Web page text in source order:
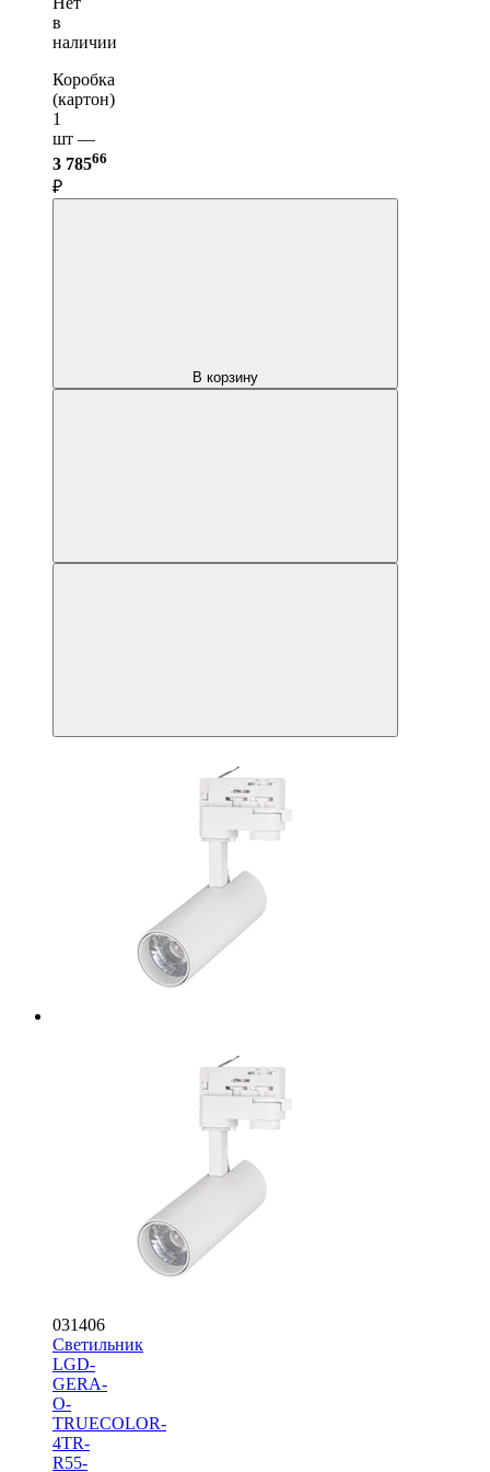
в
наличии
Коробка
(картон)
1
шт —
3 78566
₽
В корзину
031406
Светильник
LGD-
GERA-
O-
TRUECOLOR-
4TR-
R55-